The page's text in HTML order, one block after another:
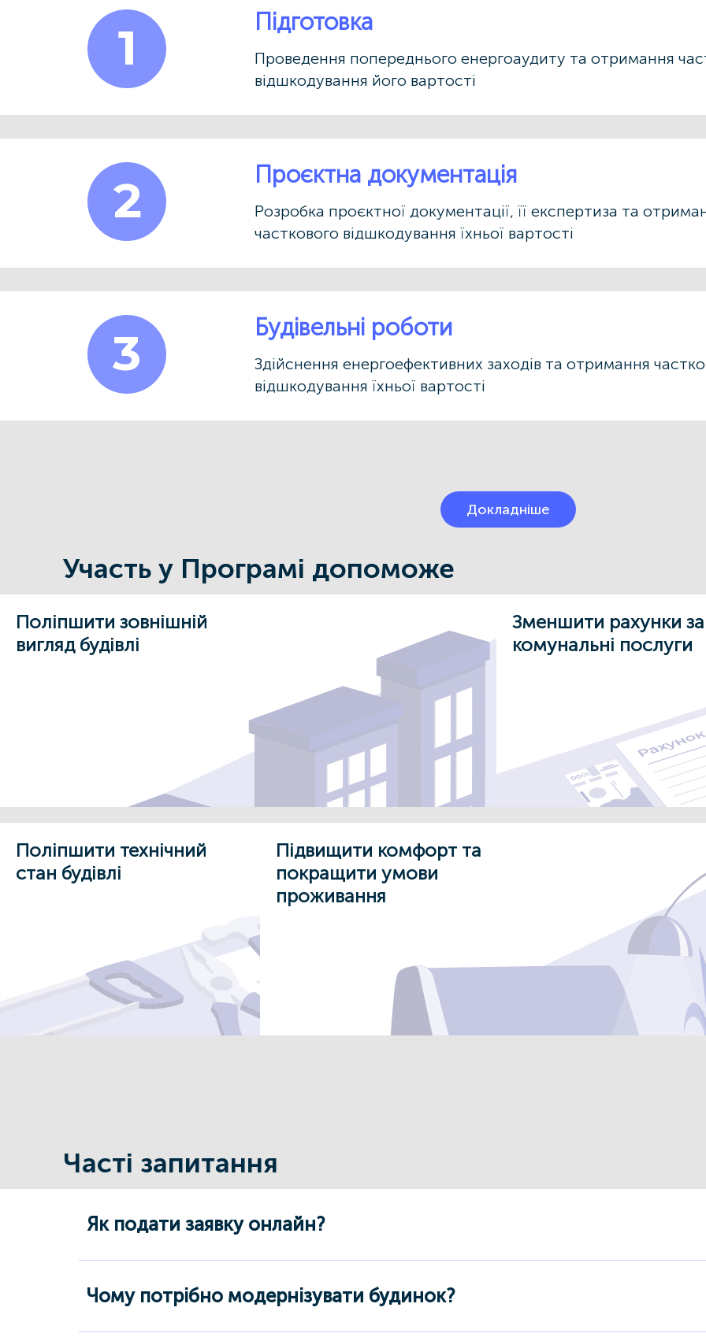
Підготовка
Проведення попереднього енергоаудиту та отримання
відшкодування його вартості
Проєктна документація
Розробка проєктної документації, її експертиза та
часткового відшкодування їхньої вартості
Будівельні роботи
Здійснення енергоефективних заходів та отримання
відшкодування їхньої вартості
Докладніше
Участь у Програмі допоможе
Поліпшити зовнішній
вигляд будівлі
Зменшити рахунки за
комунальні послуги
Поліпшити технічний
стан будівлі
Підвищити комфорт та
покращити умови
проживання
Часті запитання
Як подати заявку онлайн?
Чому потрібно модернізувати будинок?